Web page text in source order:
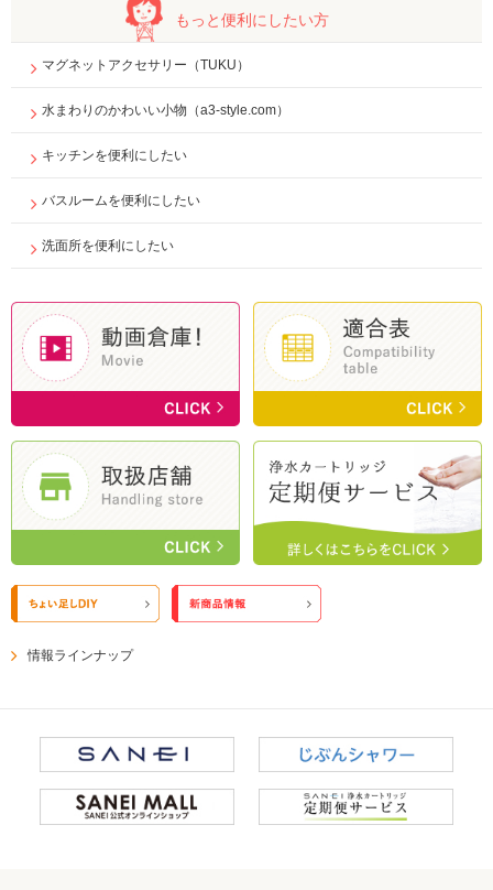
もっと便利に したい方
マグネットアクセサリー（TUKU）
水まわりのかわいい小物（a3-style.com）
キッチンを便利にしたい
バスルームを便利にしたい
洗面所を便利にしたい
情報ラインナップ